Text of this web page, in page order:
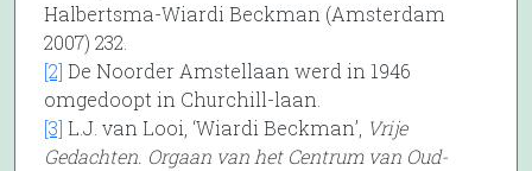
Halbertsma-Wiardi Beckman (Amsterdam
2007) 232.
[2] De Noorder Amstellaan werd in 1946
omgedoopt in Churchill-laan.
[3] L.J. van Looi, ‘Wiardi Beckman’, Vrije
Gedachten. Orgaan van het Centrum van Oud-